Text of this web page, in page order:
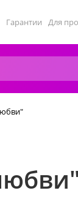
Гарантии Для